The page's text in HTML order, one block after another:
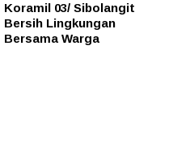
Koramil 03/ Sibolangit
Bersih Lingkungan
Bersama Warga